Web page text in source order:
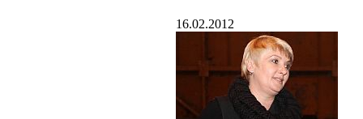
16.02.2012